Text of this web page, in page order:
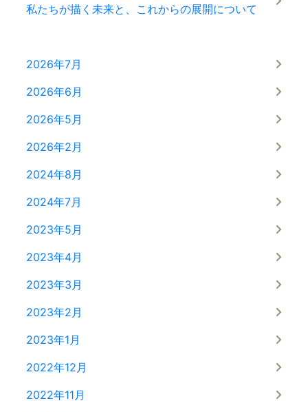
私たちが描く未来と、これからの展開について
2026年7月
2026年6月
2026年5月
2026年2月
2024年8月
2024年7月
2023年5月
2023年4月
2023年3月
2023年2月
2023年1月
2022年12月
2022年11月